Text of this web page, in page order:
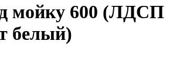
мойку 600 (ЛДСП
белый)